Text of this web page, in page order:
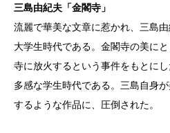
三島由紀夫「金閣寺」
流麗で華美な文章に惹かれ、三島
大学生時代である。金閣寺の美に
寺に放火するという事件をもとに
多感な学生時代である。三島自身
するような作品に、圧倒された。